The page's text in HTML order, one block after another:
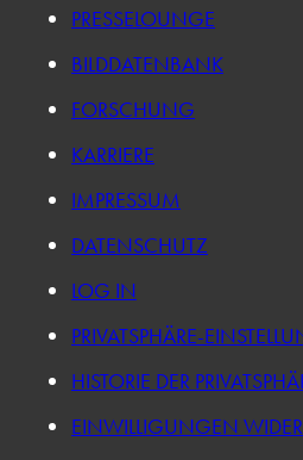
PRESSELOUNGE
BILDDATENBANK
FORSCHUNG
KARRIERE
IMPRESSUM
DATENSCHUTZ
LOG IN
PRIVATSPHÄRE-
HISTORIE DER
EINWILLIGUNGEN